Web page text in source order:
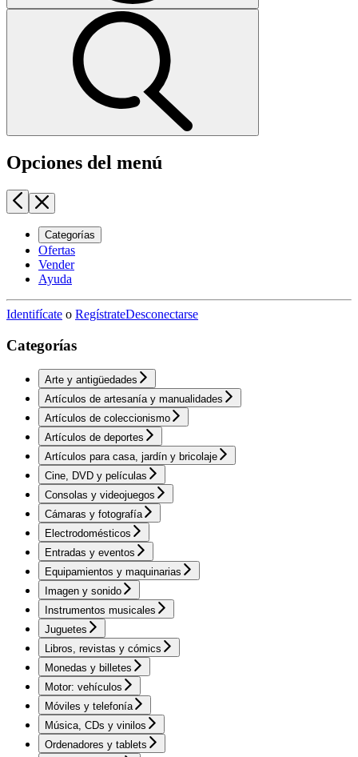
Opciones del menú
Categorías
Ofertas
Vender
Ayuda
Identifícate o RegístrateDesconectarse
Categorías
Arte y antigüedades
Artículos de artesanía y manualidades
Artículos de coleccionismo
Artículos de deportes
Artículos para casa, jardín y bricolaje
Cine, DVD y películas
Consolas y videojuegos
Cámaras y fotografía
Electrodomésticos
Entradas y eventos
Equipamientos y maquinarias
Imagen y sonido
Instrumentos musicales
Juguetes
Libros, revistas y cómics
Monedas y billetes
Motor: vehículos
Móviles y telefonía
Música, CDs y vinilos
Ordenadores y tablets